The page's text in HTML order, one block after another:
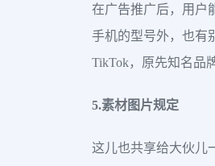
在广告推广后，用户
手机的型号外，也有
TikTok，原先知名品
5.素材图片规定
这儿也共享给大伙儿